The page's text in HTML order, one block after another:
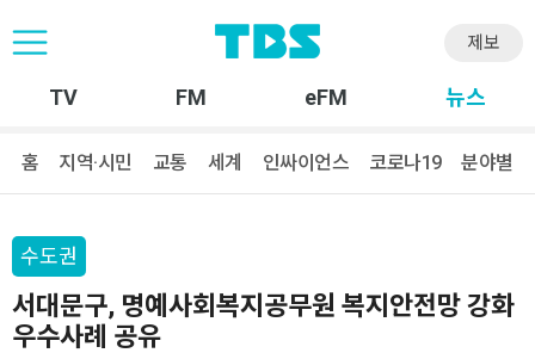
제보
TV FM eFM 뉴스
홈 지역·시민 교통 세계 인싸이언스 코로나19 분야별
수도권
서대문구, 명예사회복지공무원 복지안전망 강화
우수사례 공유